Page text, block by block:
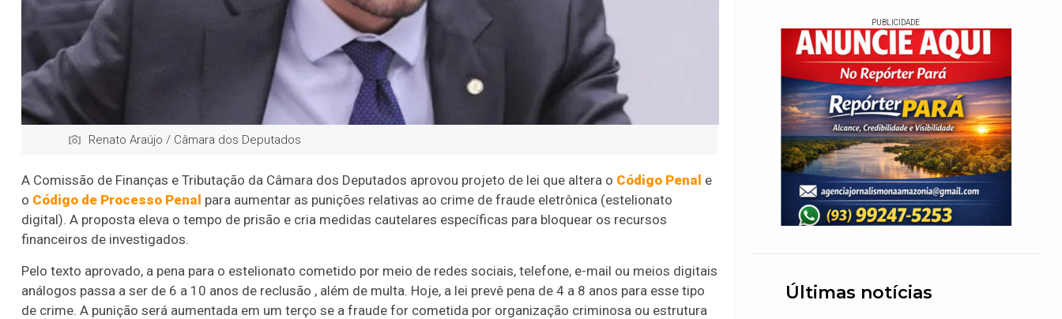
Renato Araújo / Câmara dos Deputados
A Comissão de Finanças e Tributação da Câmara dos Deputados aprovou projeto de lei que altera o Código Penal e
o Código de Processo Penal para aumentar as punições relativas ao crime de fraude eletrônica (estelionato
digital). A proposta eleva o tempo de prisão e cria medidas cautelares específicas para bloquear os recursos
financeiros de investigados.
Pelo texto aprovado, a pena para o estelionato cometido por meio de redes sociais, telefone, e-mail ou meios digitais
análogos passa a ser de 6 a 10 anos de reclusão , além de multa. Hoje, a lei prevê pena de 4 a 8 anos para esse tipo
de crime. A punição será aumentada em um terço se a fraude for cometida por organização criminosa ou estrutura
PUBLICIDADE
Últimas notícias